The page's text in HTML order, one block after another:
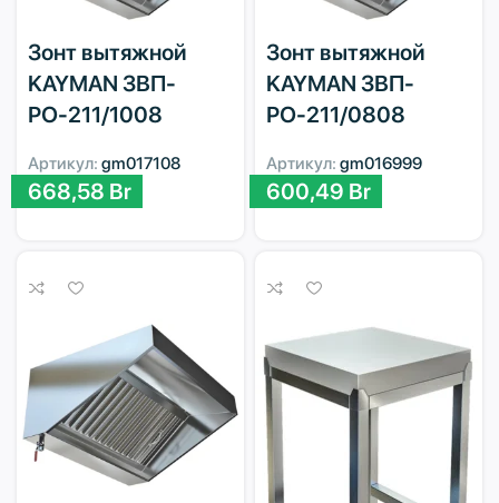
Зонт вытяжной
KAYMAN ЗВП-
РО-211/1008
Артикул: gm017108
668,58 Br
Зонт вытяжной
KAYMAN ЗВП-
РО-211/0808
Артикул: gm016999
600,49 Br